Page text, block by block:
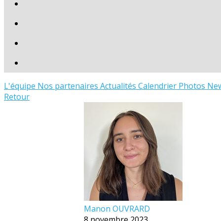
L'équipe Nos partenaires Actualités Calendrier Photos
Retour
Manon OUVRARD